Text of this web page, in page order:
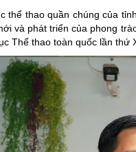
thể thao quần chúng của
và phát triển của phong
Thể thao toàn quốc lần thứ